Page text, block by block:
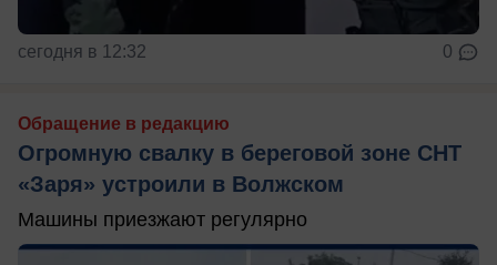
сегодня в 12:32 0
Обращение в редакцию
Огромную свалку в береговой зоне СНТ
«Заря» устроили в Волжском
Машины приезжают регулярно